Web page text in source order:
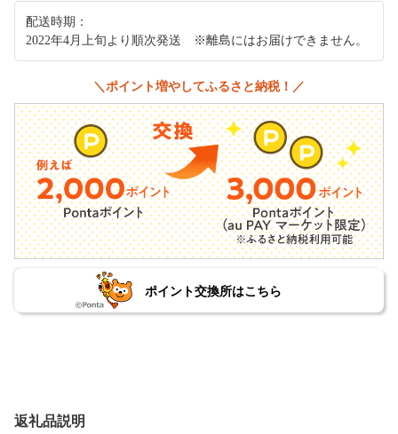
配送時期：
2022年4月上旬より順次発送 ※離島にはお届けできません。
＼ポイント増やしてふるさと納税！／
ポイント交換所はこちら
返礼品説明